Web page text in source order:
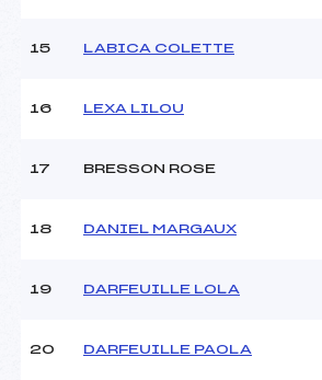
Pénalité appliquée :
15 LABICA COLETTE
16 LEXA LILOU
17 BRESSON ROSE
18 DANIEL MARGAUX
19 DARFEUILLE LOLA
20 DARFEUILLE PAOLA